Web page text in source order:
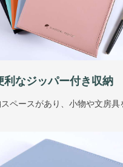
利なジッパー付き収納
ペースがあり、小物や文房具